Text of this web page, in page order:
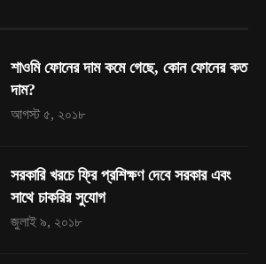
শাওমি ফোনের দাম কমে গেছে, কোন ফোনের কত
দাম?
আগস্ট ৫, ২০১৮
সরকারি খরচে ফ্রি প্রশিক্ষণ দেবে সরকার এবং
সাথে চাকরির সুযোগ
জুলাই ৯, ২০১৮